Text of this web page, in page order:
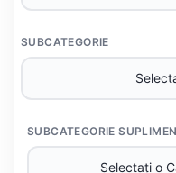
SUBCATEGORIE
SUBCATEGORIE